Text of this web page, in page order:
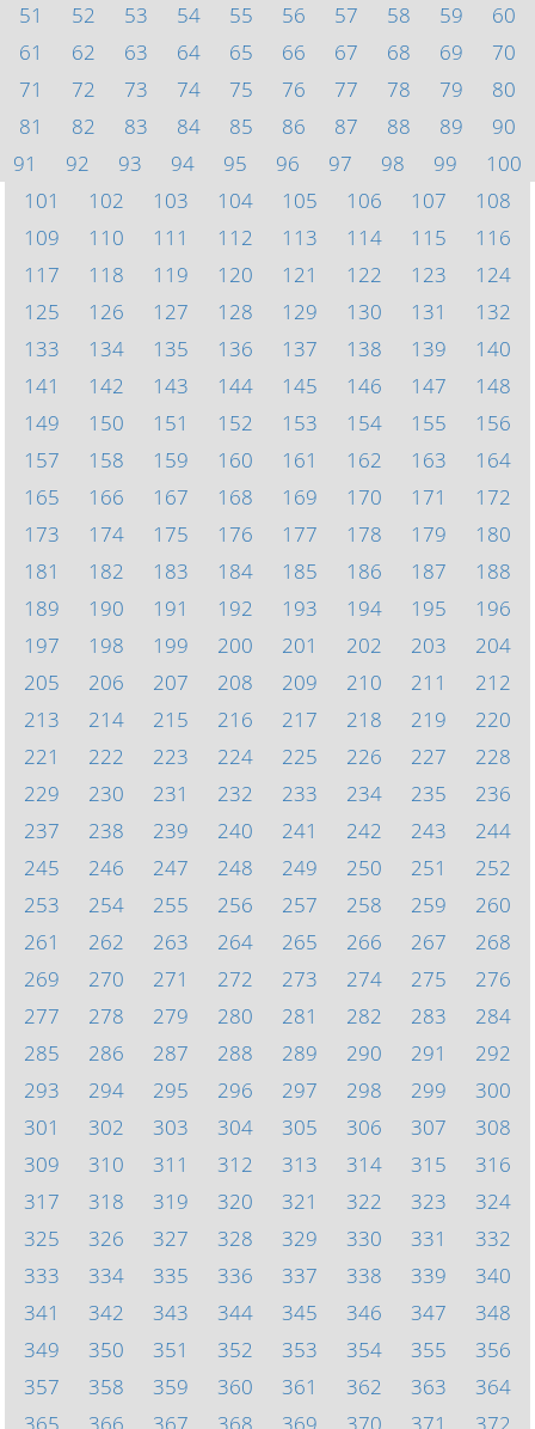
51
52 53 54 55 56 57 58 59
60
61
62 63 64 65 66 67 68 69
70
71
72 73 74 75 76 77 78 79
80
81
82 83 84 85 86 87 88 89
90
91
92 93 94 95 96 97 98 99
100
101
102 103 104 105 106 107
108
109
110 111 112 113 114 115
116
117
118 119 120 121 122 123
124
125
126 127 128 129 130 131
132
133
134 135 136 137 138 139
140
141
142 143 144 145 146 147
148
149
150 151 152 153 154 155
156
157
158 159 160 161 162 163
164
165
166 167 168 169 170 171
172
173
174 175 176 177 178 179
180
181
182 183 184 185 186 187
188
189
190 191 192 193 194 195
196
197
198 199 200 201 202 203
204
205
206 207 208 209 210 211
212
213
214 215 216 217 218 219
220
221
222 223 224 225 226 227
228
229
230 231 232 233 234 235
236
237
238 239 240 241 242 243
244
245
246 247 248 249 250 251
252
253
254 255 256 257 258 259
260
261
262 263 264 265 266 267
268
269
270 271 272 273 274 275
276
277
278 279 280 281 282 283
284
285
286 287 288 289 290 291
292
293
294 295 296 297 298 299
300
301
302 303 304 305 306 307
308
309
310 311 312 313 314 315
316
317
318 319 320 321 322 323
324
325
326 327 328 329 330 331
332
333
334 335 336 337 338 339
340
341
342 343 344 345 346 347
348
349
350 351 352 353 354 355
356
357
358 359 360 361 362 363
364